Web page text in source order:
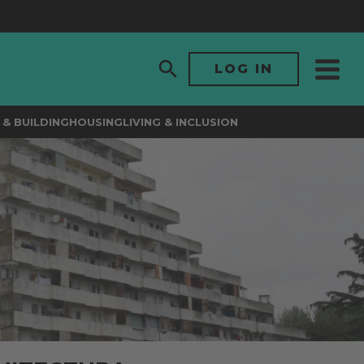
LOG IN
BUILDINGHOUSINGLIVING & INCLUSION